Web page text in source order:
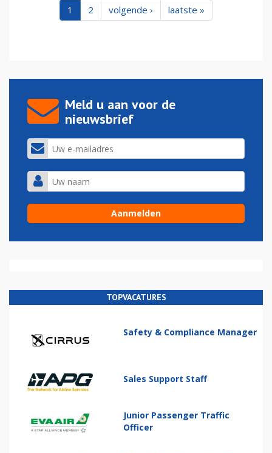
1 2 volgende › laatste »
Meld u aan voor de
nieuwsbrief
TOPVACATURES
Safety & Compliance Manager
Sales Support Staff
Junior Passenger Traffic
Officer